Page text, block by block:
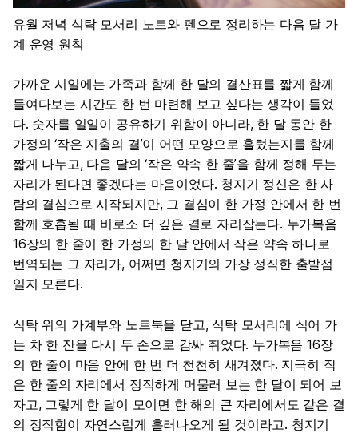
유월 저녁 식탁 모서리 노트와 펜으로 정리하는 다음 달 가
계 운영 원칙
가까운 시일에는 가족과 함께 한 달의 결산표를 짧게 함께
들여다보는 시간도 한 번 마련해 보고 싶다는 생각이 들었
다. 숫자를 일일이 공유하기 위함이 아니라, 한 달 동안 한
가정의 ‘작은 지출의 결’이 어떤 모양으로 흘렀는지를 함께
짧게 나누고, 다음 달의 ‘작은 약속 한 줄’을 함께 정해 두는
자리가 된다면 좋겠다는 마음이었다. 청지기 정신은 한 사
람의 결심으로 시작되지만, 그 결심이 한 가정 안에서 한 번
함께 호흡될 때 비로소 더 깊은 결로 자리잡는다. 누가복음
16장의 한 줄이 한 가정의 한 달 안에서 작은 약속 하나로
번역되는 그 자리가, 어쩌면 청지기의 가장 정직한 출발점
일지 모른다.
식탁 위의 가계부와 노트북을 닫고, 식탁 모서리에 식어 가
는 차 한 잔을 다시 두 손으로 감싸 쥐었다. 누가복음 16장
의 한 줄이 마음 안에 한 번 더 천천히 새겨졌다. 지극히 작
은 한 줄의 자리에서 정직하게 머물러 보는 한 달이 되어 보
자고, 그렇게 한 달이 모이면 한 해의 큰 자리에서도 같은 결
의 정직함이 자연스럽게 흘러나오게 될 것이라고. 청지기